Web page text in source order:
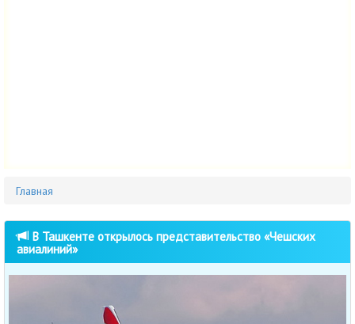
Главная
В Ташкенте открылось представительство «Чешских
авиалиний»